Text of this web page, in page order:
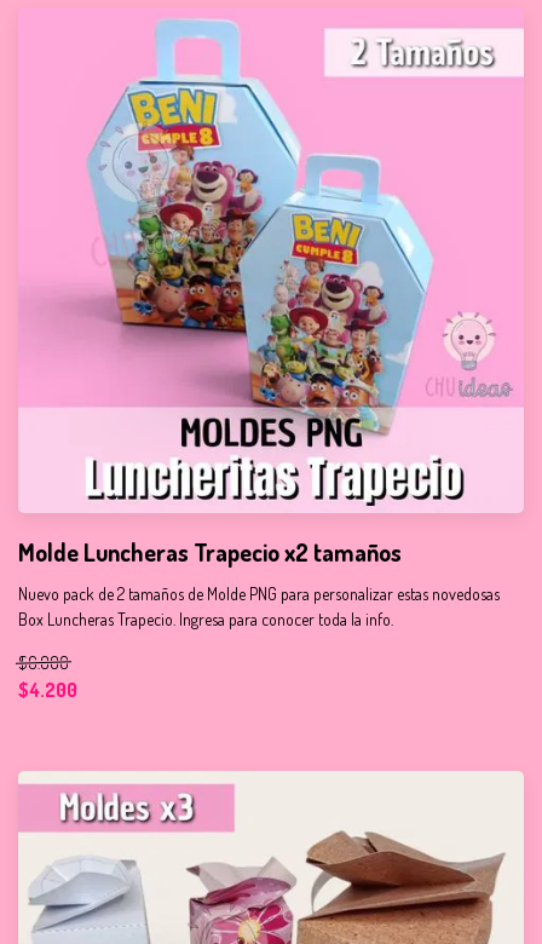
Molde Luncheras Trapecio x2 tamaños
Nuevo pack de 2 tamaños de Molde PNG para personalizar estas novedosas
Box Luncheras Trapecio. Ingresa para conocer toda la info.
$6.000
$4.200